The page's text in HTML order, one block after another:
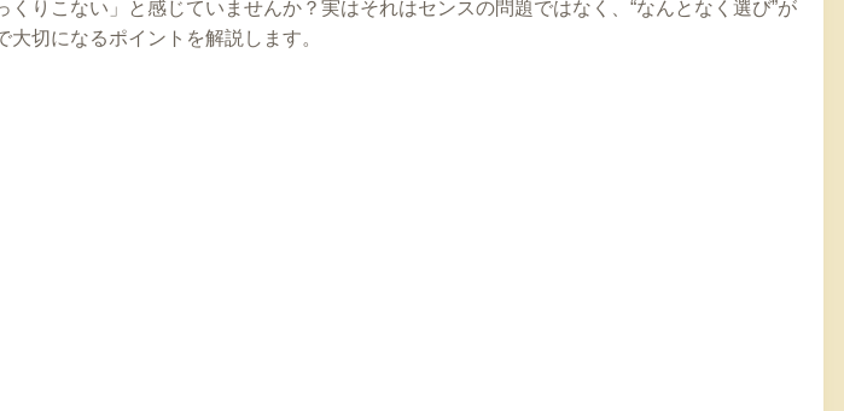
りこない」と感じていませんか？実はそれはセンスの問題ではなく、“なんとなく選び”が
切になるポイントを解説します。